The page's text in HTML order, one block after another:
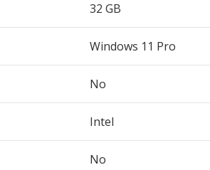
32 GB
Windows 11 Pro
No
Intel
No